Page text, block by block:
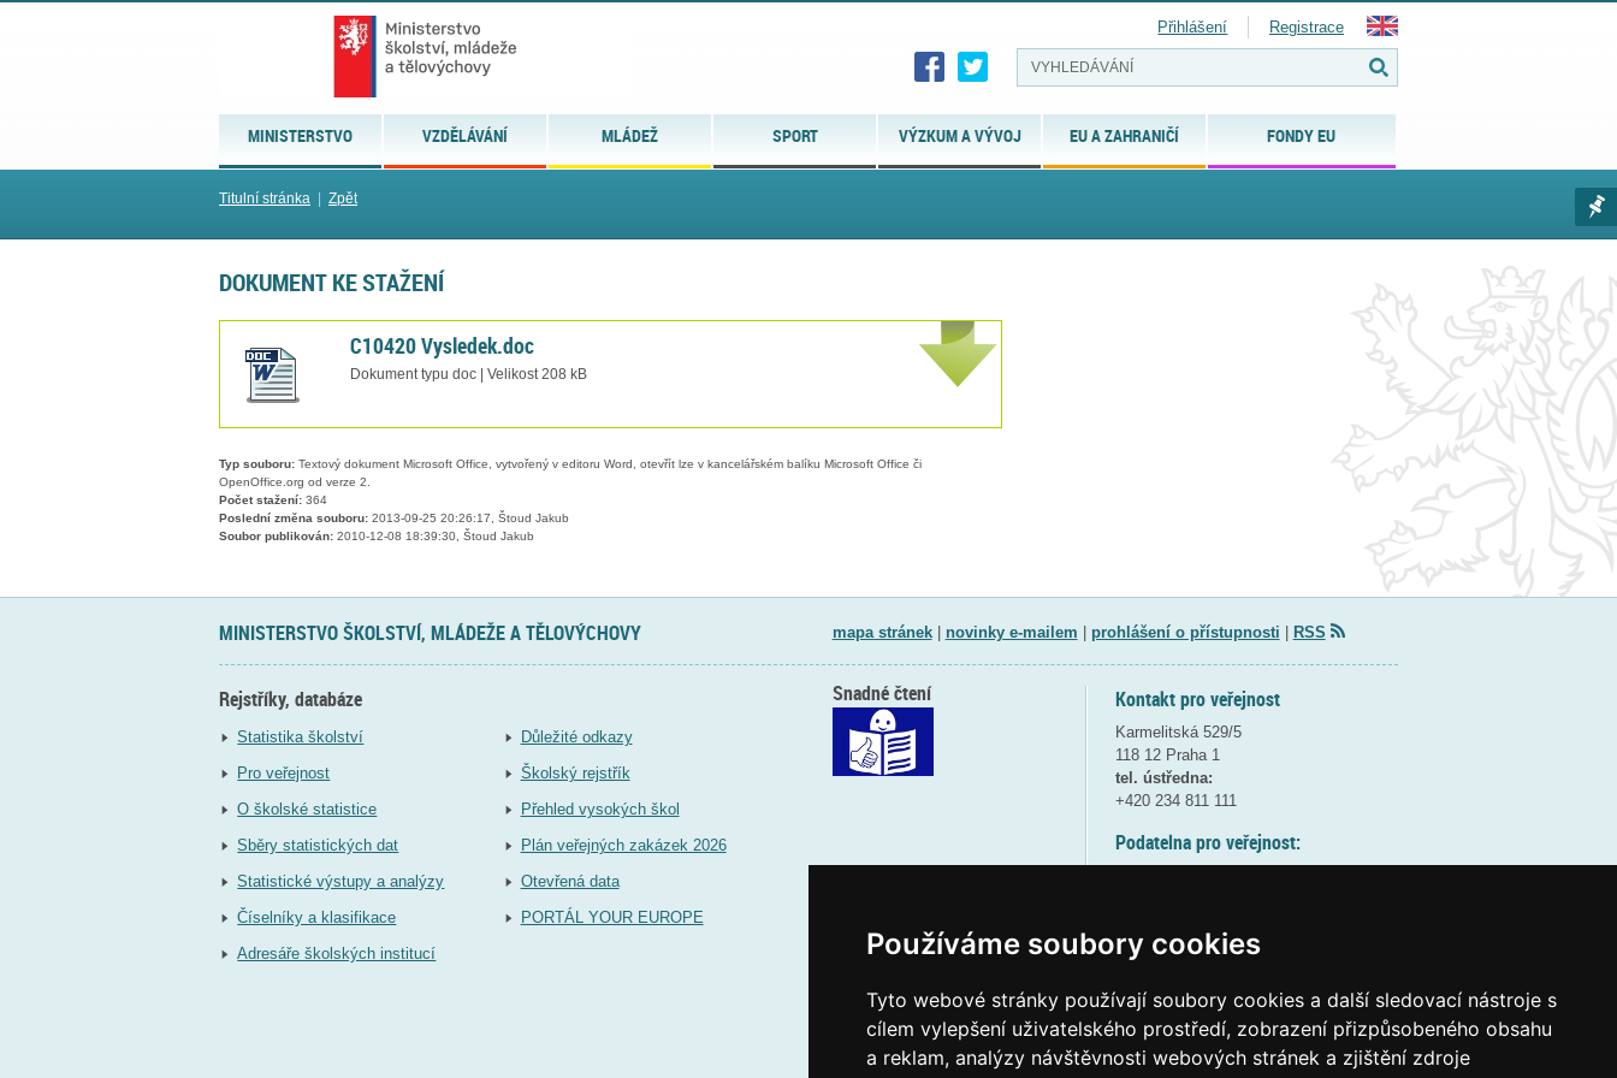
Používáme soubory cookies
Tyto webové stránky používají soubory cookies a další sledovací nástroje s
cílem vylepšení uživatelského prostředí, zobrazení přizpůsobeného obsahu
a reklam, analýzy návštěvnosti webových stránek a zjištění zdroje
MINISTERSTVO VZDĚLÁVÁNÍ MLÁDEŽ SPORT VÝZKUM A VÝVOJ EU A ZAHRANIČÍ FONDY EU
Přihlášení Registrace
Titulní stránka Zpět
DOKUMENT KE STAŽENÍ
C10420 Vysledek.doc
Dokument typu doc | Velikost 208 kB
Typ souboru: Textový dokument Microsoft Office, vytvořený v editoru Word, otevřít lze v kancelářském balíku Microsoft Office či
OpenOffice.org od verze 2.
Počet stažení: 364
Poslední změna souboru: 2013-09-25 20:26:17, Štoud Jakub
Soubor publikován: 2010-12-08 18:39:30, Štoud Jakub
MINISTERSTVO ŠKOLSTVÍ, MLÁDEŽE A TĚLOVÝCHOVY mapa stránek| novinky e-mailem prohlášení o přístupnosti RSS
Rejstříky, databáze
Statistika školství
Pro veřejnost
O školské statistice
Sběry statistických dat
Statistické výstupy a analýzy
Číselníky a klasifikace
Adresáře školských institucí
Důležité odkazy
Školský rejstřík
Přehled vysokých škol
Plán veřejných zakázek 2026
Otevřená data
PORTÁL YOUR EUROPE
Kontakt pro veřejnost
Karmelitská 529/5
118 12 Praha 1
tel. ústředna:
+420 234 811 111
Podatelna pro veřejnost:
(více informací
Elektronická podatelna:
posta@msmtgov cz
Snadné čtení